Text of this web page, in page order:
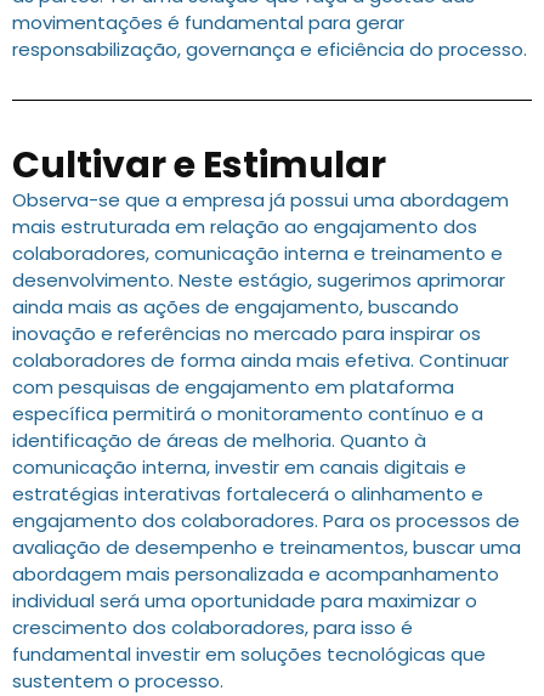
movimentações é fundamental para gerar
responsabilização, governança e eficiência do processo.
Cultivar e Estimular
Observa-se que a empresa já possui uma abordagem
mais estruturada em relação ao engajamento dos
colaboradores, comunicação interna e treinamento e
desenvolvimento. Neste estágio, sugerimos aprimorar
ainda mais as ações de engajamento, buscando
inovação e referências no mercado para inspirar os
colaboradores de forma ainda mais efetiva. Continuar
com pesquisas de engajamento em plataforma
específica permitirá o monitoramento contínuo e a
identificação de áreas de melhoria. Quanto à
comunicação interna, investir em canais digitais e
estratégias interativas fortalecerá o alinhamento e
engajamento dos colaboradores. Para os processos de
avaliação de desempenho e treinamentos, buscar uma
abordagem mais personalizada e acompanhamento
individual será uma oportunidade para maximizar o
crescimento dos colaboradores, para isso é
fundamental investir em soluções tecnológicas que
sustentem o processo.